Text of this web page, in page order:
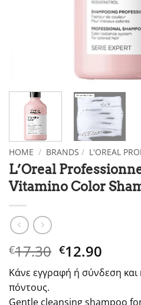
HOME / BRANDS / L'OREAL
L’Oreal
Vitamino Color
€17.30 Original
price
what:
€12.90
price
Κάνε εγγραφή ή σύνδεση και
πόντους.
Gentle cleansing shampoo